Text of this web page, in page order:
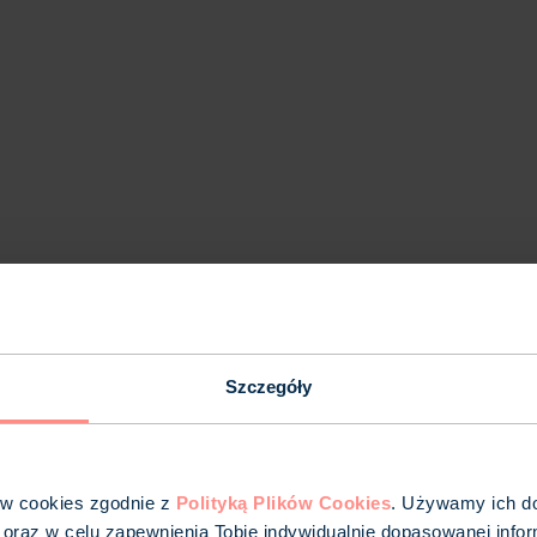
Szczegóły
cookies zgodnie z Polityką Plików Cookies. Używamy ich
w celu zapewnienia Tobie indywidualnie dopasowanej
certyfikatów